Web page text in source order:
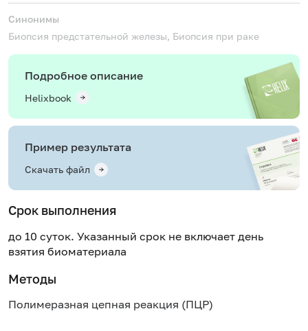
Синонимы
Биопсия предстательной железы, Биопсия при раке
Подробное описание
Helixbook
Пример результата
Скачать файл
Срок выполнения
до 10 суток. Указанный срок не включает день
взятия биоматериала
Методы
Полимеразная цепная реакция (ПЦР)